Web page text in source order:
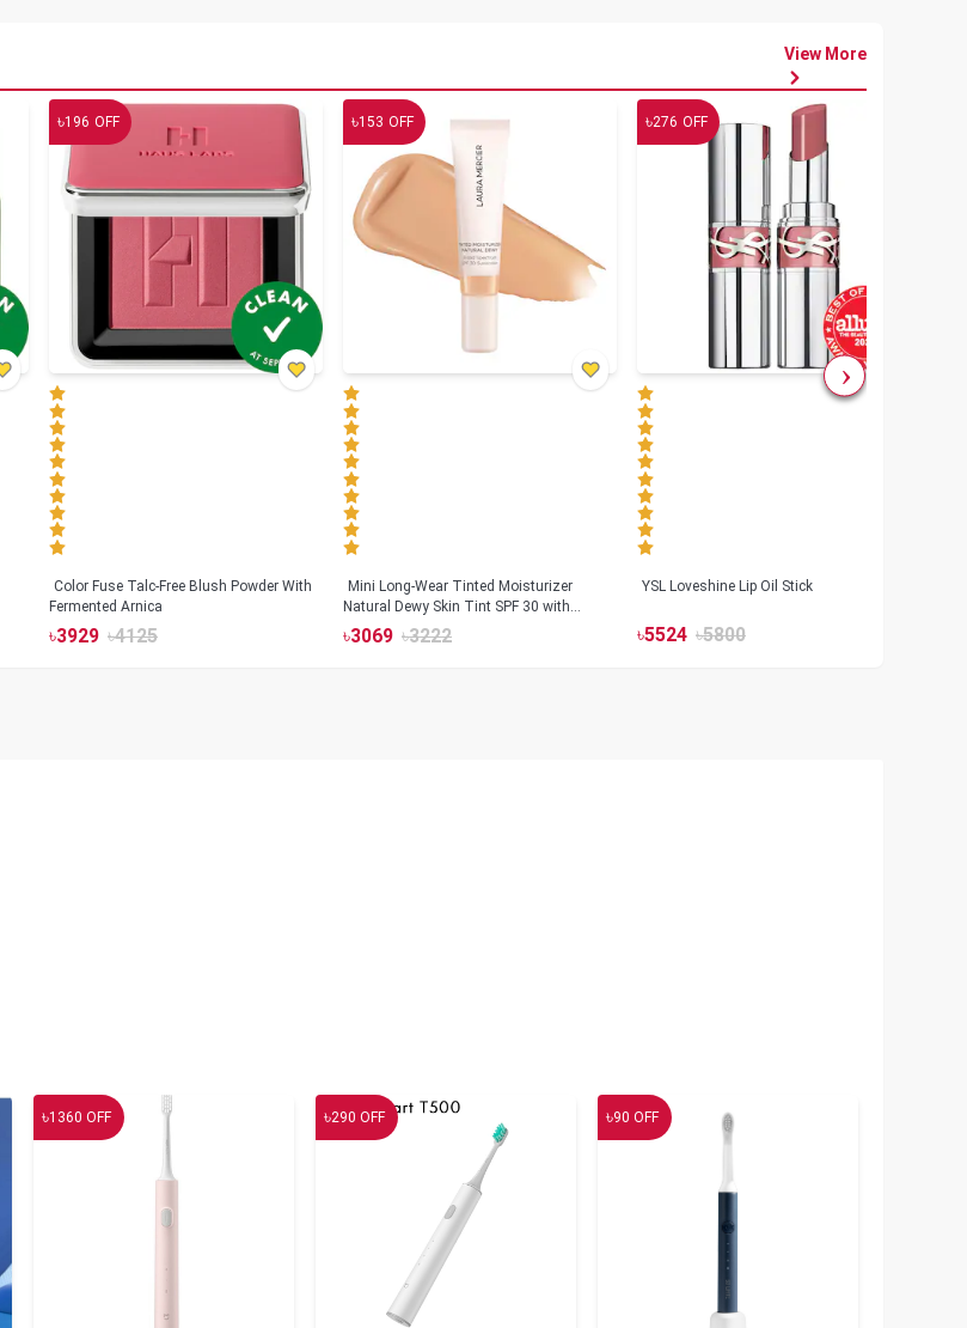
View More
৳196 OFF
Color Fuse Talc-Free Blush Powder With
Fermented Arnica
৳3929 ৳4125
৳153 OFF
Mini Long-Wear Tinted Moisturizer
Natural Dewy Skin Tint SPF 30 with
Hyaluronic Acid
৳3069 ৳3222
৳276 OFF
YSL Loveshine Lip Oil Stick
৳5524 ৳5800
৳1360 OFF ৳290 OFF ৳90 OFF